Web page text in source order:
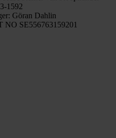
1592
Göran Dahlin
NO SE556763159201